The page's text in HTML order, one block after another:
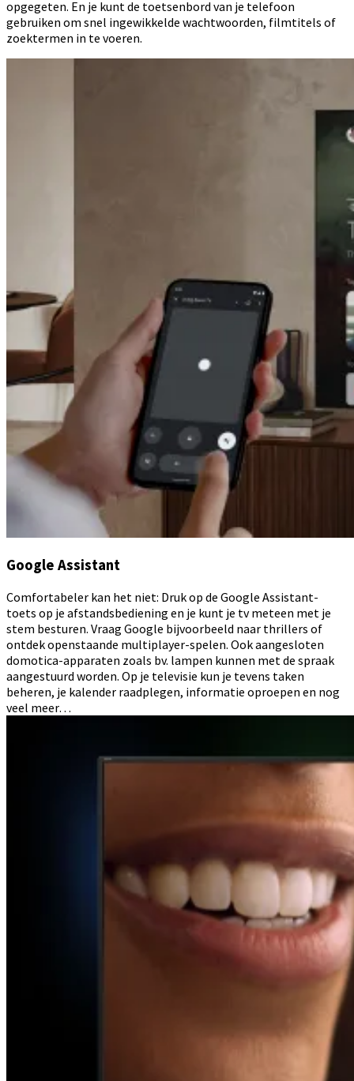
opgegeten. En je kunt de toetsenbord van je telefoon
gebruiken om snel ingewikkelde wachtwoorden, filmtitels of
zoektermen in te voeren.
Google Assistant
Comfortabeler kan het niet: Druk op de Google Assistant-
toets op je afstandsbediening en je kunt je tv meteen met je
stem besturen. Vraag Google bijvoorbeeld naar thrillers of
ontdek openstaande multiplayer-spelen. Ook aangesloten
domotica-apparaten zoals bv. lampen kunnen met de spraak
aangestuurd worden. Op je televisie kun je tevens taken
beheren, je kalender raadplegen, informatie oproepen en nog
veel meer…